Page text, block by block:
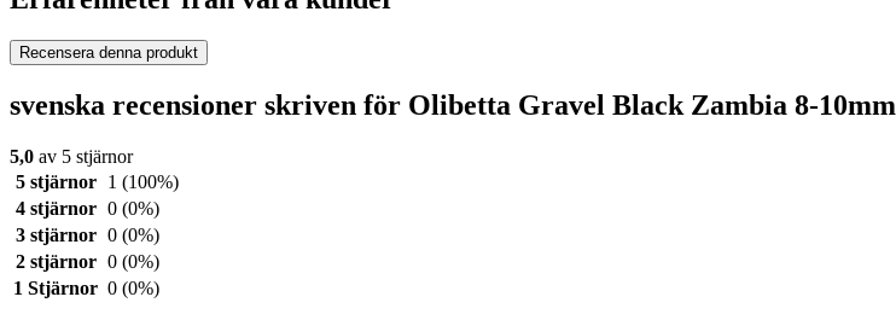
Recensera denna produkt
svenska recensioner skriven för Olibetta Gravel Black Zambia 8-10mm
5,0 av 5 stjärnor
5 stjärnor
1 (100%)
4 stjärnor 0 (0%)
3 stjärnor 0 (0%)
2 stjärnor 0 (0%)
1 Stjärnor 0 (0%)